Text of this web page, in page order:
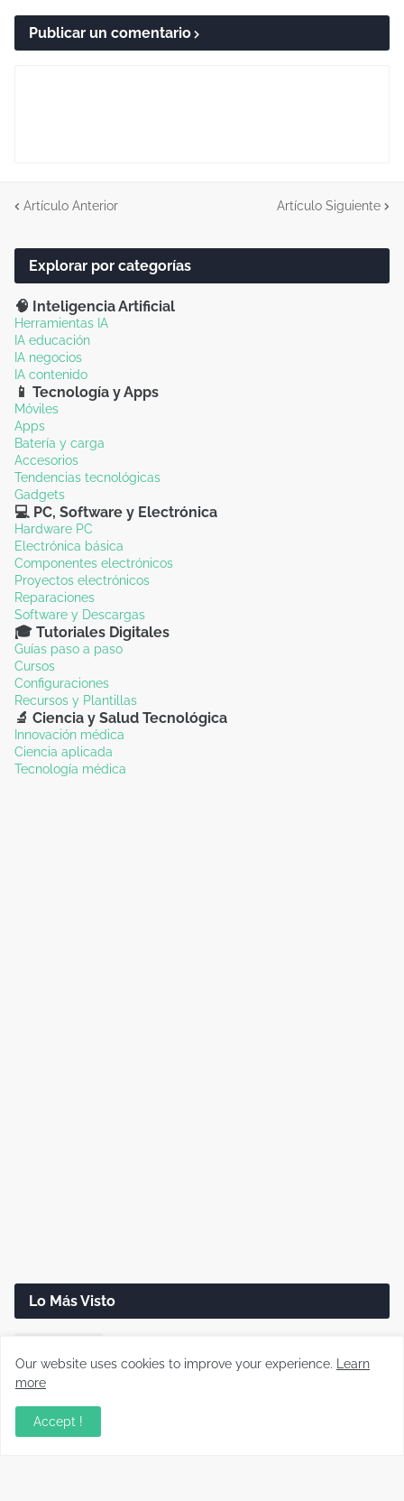
Publicar un comentario
Artículo Anterior Artículo Siguiente
Explorar por categorías
🧠 Inteligencia Artificial
Herramientas IA
IA educación
IA negocios
IA contenido
📱 Tecnología y Apps
Móviles
Apps
Batería y carga
Accesorios
Tendencias tecnológicas
Gadgets
💻 PC, Software y Electrónica
Hardware PC
Electrónica básica
Componentes electrónicos
Proyectos electrónicos
Reparaciones
Software y Descargas
🎓 Tutoriales Digitales
Guías paso a paso
Cursos
Configuraciones
Recursos y Plantillas
🔬 Ciencia y Salud Tecnológica
Innovación médica
Ciencia aplicada
Tecnología médica
Lo Más Visto
archivos paso a paso (Guía real)
Our website uses cookies to improve your experience.
Learn
more
Accept !